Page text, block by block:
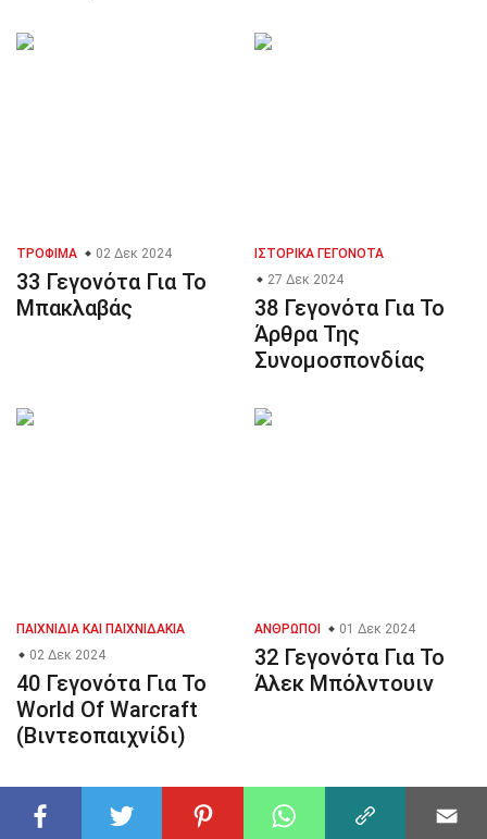
ΤΡΌΦΙΜΑ 02 Δεκ 2024
33 Γεγονότα Για Το
Μπακλαβάς
ΙΣΤΟΡΙΚΆ ΓΕΓΟΝΌΤΑ
27 Δεκ 2024
38 Γεγονότα Για Το
Άρθρα Της
Συνομοσπονδίας
ΠΑΙΧΝΊΔΙΑ ΚΑΙ ΠΑΙΧΝΙΔΆΚΙΑ
02 Δεκ 2024
40 Γεγονότα Για Το
World Of Warcraft
(Βιντεοπαιχνίδι)
ΆΝΘΡΩΠΟΙ 01 Δεκ 2024
32 Γεγονότα Για Το
Άλεκ Μπόλντουιν